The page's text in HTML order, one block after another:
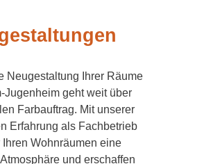
Neugestaltung Ihrer Räume
Jugenheim geht weit über
Farbauftrag. Mit unserer
Erfahrung als Fachbetrieb
Ihren Wohnräumen eine
und erschaffen